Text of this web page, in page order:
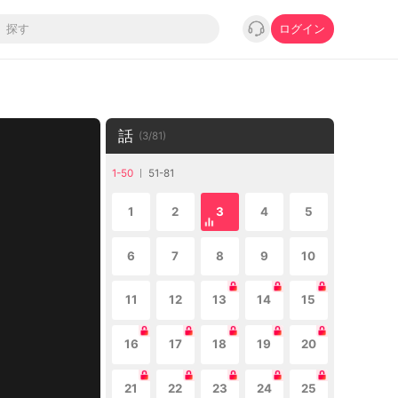
ログイン
話 (3/81)
1-50 51-81
1 2 3 4 5
6 7 8 9 10
11 12 13 14 15
16 17 18 19 20
21 22 23 24 25